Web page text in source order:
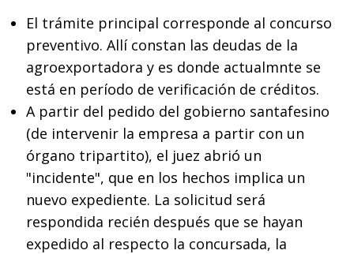
El trámite principal corresponde al concurso
preventivo. Allí constan las deudas de la
agroexportadora y es donde actualmnte se
está en período de verificación de créditos.
A partir del pedido del gobierno santafesino
(de intervenir la empresa a partir con un
órgano tripartito), el juez abrió un
"incidente", que en los hechos implica un
nuevo expediente. La solicitud será
respondida recién después que se hayan
expedido al respecto la concursada, la